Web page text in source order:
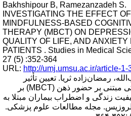
Bakhshipour B, Ramezanzadeh S.
INVESTIGATING THE EFFECT OF
MINDFULNESS-BASED
THERAPY (MBCT) ON
QUALITY OF LIFE, AND ANXIETY
PATIENTS . Studies in Medical
27 (5) :352-364
URL: http://umj.umsu.ac.ir/article-1-
رمضان‌زاده ثریا. تعیین تأثیر
درمان شناختی مبتنی بر حضور ذهن (MBCT) بر
زندگی و اضطراب بیماران مبتلا به
مجله مطالعات علوم پزشکی.